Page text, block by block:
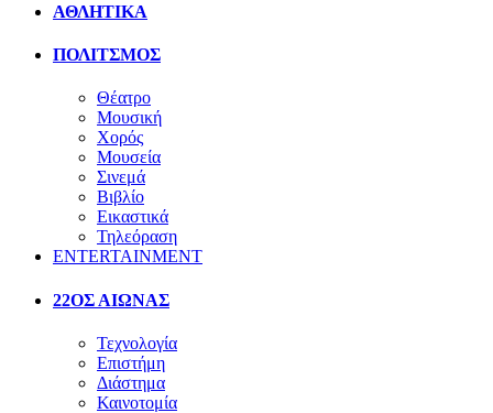
ΑΘΛΗΤΙΚΑ
ΠΟΛΙΤΣΜΟΣ
Θέατρο
Μουσική
Χορός
Μουσεία
Σινεμά
Βιβλίο
Εικαστικά
Τηλεόραση
ENTERTAINMENT
22ΟΣ ΑΙΩΝΑΣ
Τεχνολογία
Επιστήμη
Διάστημα
Καινοτομία